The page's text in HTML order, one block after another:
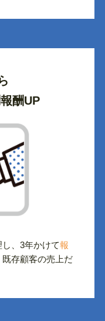
酬UP
、3年かけて報
既存顧客の売上だ